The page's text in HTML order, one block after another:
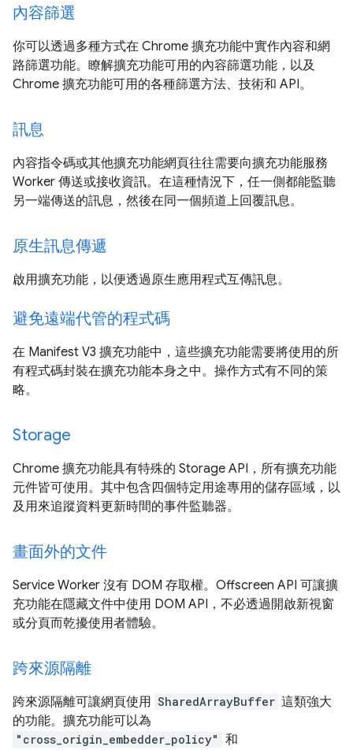
內容篩選
你可以透過多種方式在 Chrome 擴充功能中實作內容和網
路篩選功能。瞭解擴充功能可用的內容篩選功能，以及
Chrome 擴充功能可用的各種篩選方法、技術和 API。
訊息
內容指令碼或其他擴充功能網頁往往需要向擴充功能服務
Worker 傳送或接收資訊。在這種情況下，任一側都能監聽
另一端傳送的訊息，然後在同一個頻道上回覆訊息。
原生訊息傳遞
啟用擴充功能，以便透過原生應用程式互傳訊息。
避免遠端代管的程式碼
在 Manifest V3 擴充功能中，這些擴充功能需要將使用的所
有程式碼封裝在擴充功能本身之中。操作方式有不同的策
略。
Storage
Chrome 擴充功能具有特殊的 Storage API，所有擴充功能
元件皆可使用。其中包含四個特定用途專用的儲存區域，以
及用來追蹤資料更新時間的事件監聽器。
畫面外的文件
Service Worker 沒有 DOM 存取權。Offscreen API 可讓擴
充功能在隱藏文件中使用 DOM API，不必透過開啟新視窗
或分頁而乾擾使用者體驗。
跨來源隔離
跨來源隔離可讓網頁使用 SharedArrayBuffer 這類強大
的功能。擴充功能可以為
"cross_origin_embedder_policy" 和